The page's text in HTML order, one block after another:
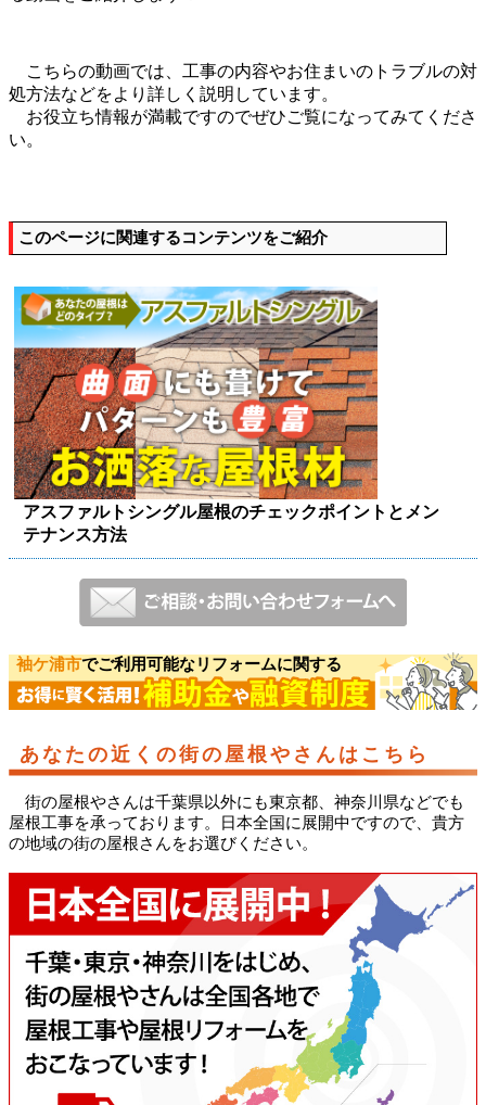
こちらの動画では、工事の内容やお住まいのトラブルの対
処方法などをより詳しく説明しています。
お役立ち情報が満載ですのでぜひご覧になってみてくださ
い。
このページに関連するコンテンツをご紹介
アスファルトシングル屋根のチェックポイントとメン
テナンス方法
袖ケ浦市でご利用可能なリフォームに関する
あなたの近くの街の屋根やさんはこちら
街の屋根やさんは千葉県以外にも東京都、神奈川県などでも
屋根工事を承っております。日本全国に展開中ですので、貴方
の地域の街の屋根さんをお選びください。